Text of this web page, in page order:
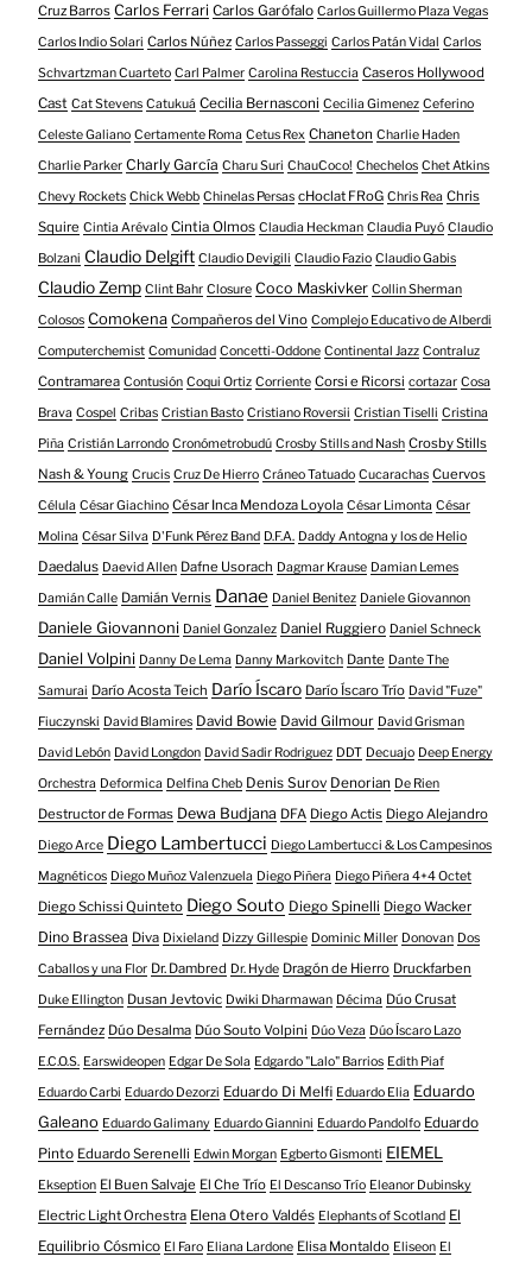
Cruz Barros Carlos Ferrari Carlos Garófalo Carlos Guillermo Plaza Vegas
Carlos Indio Solari Carlos Núñez Carlos Passeggi Carlos Patán Vidal Carlos
Schvartzman Cuarteto Carl Palmer Carolina Restuccia Caseros Hollywood
Cast Cat Stevens Catukuá Cecilia Bernasconi Cecilia Gimenez Ceferino
Celeste Galiano Certamente Roma Cetus Rex Chaneton Charlie Haden
Charlie Parker Charly García Charu Suri ChauCoco! Chechelos Chet Atkins
Chevy Rockets Chick Webb Chinelas Persas cHoclat FRoG Chris Rea Chris
Squire Cintia Arévalo Cintia Olmos Claudia Heckman Claudia Puyó Claudio
Bolzani Claudio Delgift Claudio Devigili Claudio Fazio Claudio Gabis
Claudio Zemp Clint Bahr Closure Coco Maskivker Collin Sherman
Colosos Comokena Compañeros del Vino Complejo Educativo de Alberdi
Computerchemist Comunidad Concetti-Oddone Continental Jazz Contraluz
Contramarea Contusión Coqui Ortiz Corriente Corsi e Ricorsi cortazar Cosa
Brava Cospel Cribas Cristian Basto Cristiano Roversii Cristian Tiselli Cristina
Piña Cristián Larrondo Cronómetrobudú Crosby Stills and Nash Crosby Stills
Nash & Young Crucis Cruz De Hierro Cráneo Tatuado Cucarachas Cuervos
Célula César Giachino César Inca Mendoza Loyola César Limonta César
Molina César Silva D'Funk Pérez Band D.F.A. Daddy Antogna y los de Helio
Daedalus Daevid Allen Dafne Usorach Dagmar Krause Damian Lemes
Damián Calle Damián Vernis Danae Daniel Benitez Daniele Giovannon
Daniele Giovannoni Daniel Gonzalez Daniel Ruggiero Daniel Schneck
Daniel Volpini Danny De Lema Danny Markovitch Dante Dante The
Samurai Darío Acosta Teich Darío Íscaro Darío Íscaro Trío David "Fuze"
Fiuczynski David Blamires David Bowie David Gilmour David Grisman
David Lebón David Longdon David Sadir Rodriguez DDT Decuajo Deep Energy
Orchestra Deformica Delfina Cheb Denis Surov Denorian De Rien
Destructor de Formas Dewa Budjana DFA Diego Actis Diego Alejandro
Diego Arce Diego Lambertucci Diego Lambertucci & Los Campesinos
Magnéticos Diego Muñoz Valenzuela Diego Piñera Diego Piñera 4+4 Octet
Diego Schissi Quinteto Diego Souto Diego Spinelli Diego Wacker
Dino Brassea Diva Dixieland Dizzy Gillespie Dominic Miller Donovan Dos
Caballos y una Flor Dr. Dambred Dr. Hyde Dragón de Hierro Druckfarben
Duke Ellington Dusan Jevtovic Dwiki Dharmawan Décima Dúo Crusat
Fernández Dúo Desalma Dúo Souto Volpini Dúo Veza Dúo Íscaro Lazo
E.C.O.S. Earswideopen Edgar De Sola Edgardo "Lalo" Barrios Edith Piaf
Eduardo Carbi Eduardo Dezorzi Eduardo Di Melfi Eduardo Elia Eduardo
Galeano Eduardo Galimany Eduardo Giannini Eduardo Pandolfo Eduardo
Pinto Eduardo Serenelli Edwin Morgan Egberto Gismonti EIEMEL
Ekseption El Buen Salvaje El Che Trío El Descanso Trío Eleanor Dubinsky
Electric Light Orchestra Elena Otero Valdés Elephants of Scotland El
Equilibrio Cósmico El Faro Eliana Lardone Elisa Montaldo Eliseon El